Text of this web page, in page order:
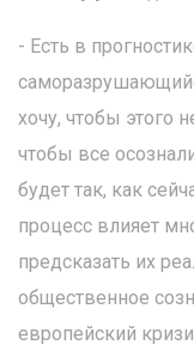
- Есть в
хочу, чтобы этого
чтобы все
будет так, как
процесс влияет
предсказать их
общественное
европейский